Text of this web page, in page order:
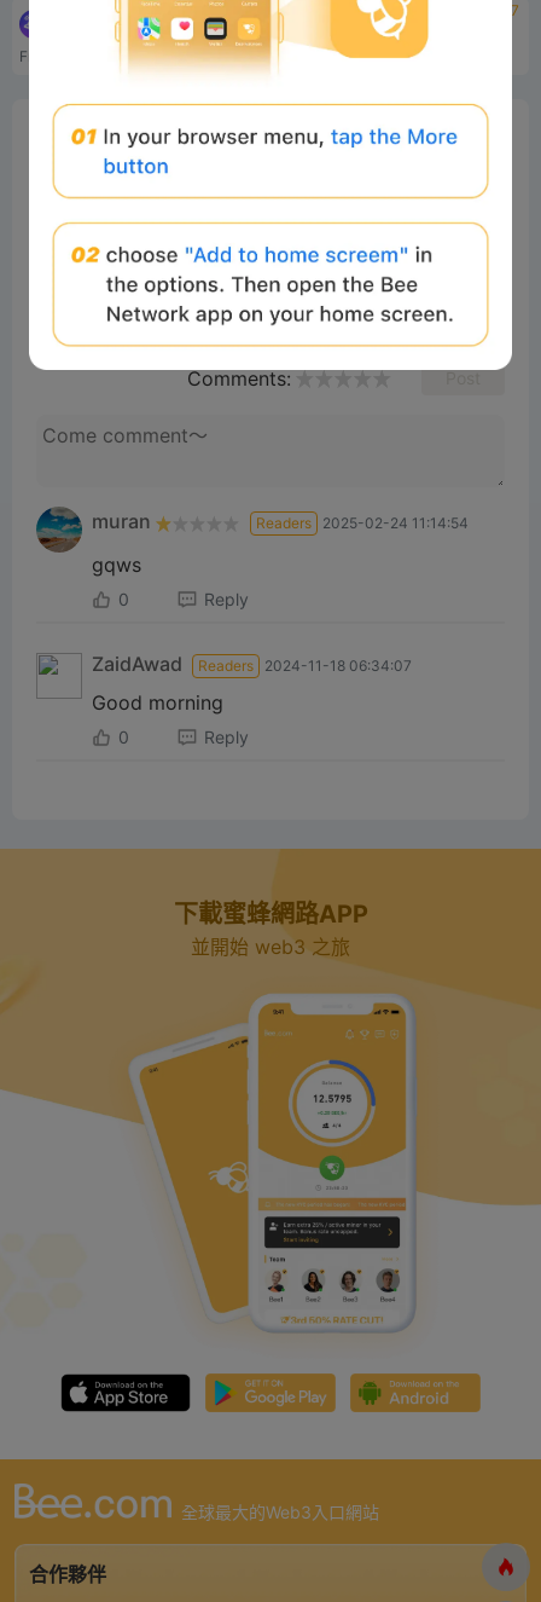
tbd
Friend3
Friend3 是一款社交 dApp，可為 Web3 中的群組提供可自訂的定價。
4.7
Metya
人工智能驅動的 Web3 約會平台
Bee Score
tbd
0%
0%
Comments(2) All
Comments:
muran Readers 2025-02-24 11:14:54
gqws
0 Reply
ZaidAwad Readers 2024-11-18 06:34:07
Good morning
0 Reply
下載蜜蜂網路APP
並開始 web3 之旅
全球最大的Web3入口網站
合作夥伴